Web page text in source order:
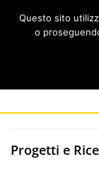
Progetti e
Questo sito
o